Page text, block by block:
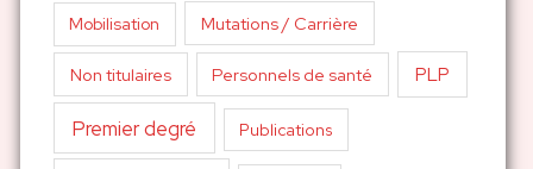
Mobilisation Mutations / Carrière
Non titulaires Personnels de santé PLP
Premier degré Publications